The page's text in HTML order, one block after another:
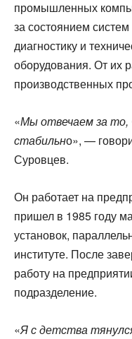
промышленных
за состоянием
диагностику и
оборудования. От их
производственных
«Мы отвечаем за то,
стабильно», —
Суровцев.
Он работает на
пришел в 1985 году
установок,
институте. После
работу на
подразделение.
«Я с детства